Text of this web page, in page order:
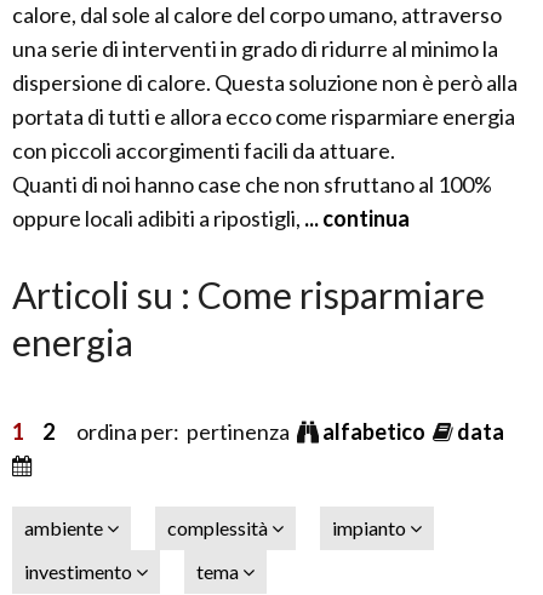
calore, dal sole al calore del corpo umano, attraverso
una serie di interventi in grado di ridurre al minimo la
dispersione di calore. Questa soluzione non è però alla
portata di tutti e allora ecco come risparmiare energia
con piccoli accorgimenti facili da attuare.
Quanti di noi hanno case che non sfruttano al 100%
oppure locali adibiti a ripostigli, ... continua
Articoli su : Come risparmiare
energia
1 2 ordina per: pertinenza alfabetico data
ambiente complessità
impianto
investimento
tema